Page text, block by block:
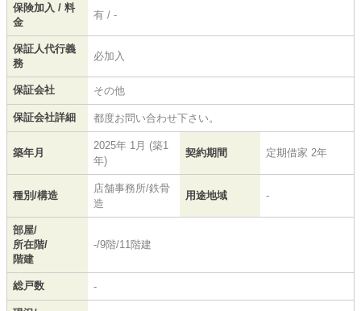
保険加入 / 料
金
有 / -
保証人代行義
務
必加入
保証会社 その他
保証会社詳細 都度お問い合わせ下さい。
築年月
2025年 1月 (築1
年)
契約期間 定期借家 2年
種別/構造
店舗事務所/鉄骨
造
用途地域 -
部屋/
所在階/
階建
-/9階/11階建
総戸数 -